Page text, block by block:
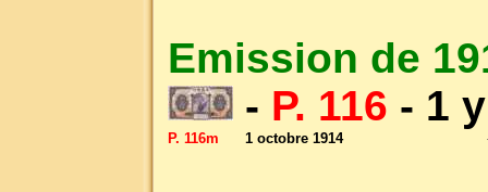
Emission de
- P. 116 - 1
P. 116m 1 octobre 1914